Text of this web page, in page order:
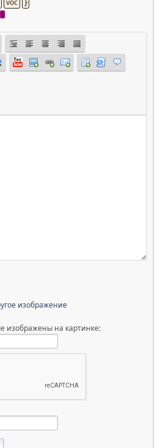
изображение
изображены на картинке: